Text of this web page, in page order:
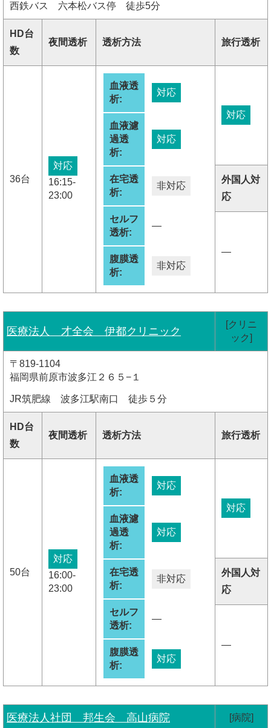
西鉄バス 六本松バス停 徒歩5分
HD台
数
夜間透析 透析方法 旅行透析
36台
対応
16:15-
23:00
血液透
析:
対応
血液濾
過透
析:
対応
在宅透
析:
非対応
セルフ
透析:
―
腹膜透
析:
非対応
対応
外国人対
応
―
医療法人 才全会 伊都クリニック
[クリニ
ック]
〒819-1104
福岡県前原市波多江２６５−１
JR筑肥線 波多江駅南口 徒歩５分
HD台
数
夜間透析 透析方法 旅行透析
50台
対応
16:00-
23:00
血液透
析:
対応
血液濾
過透
析:
対応
在宅透
析:
非対応
セルフ
透析:
―
腹膜透
析:
対応
対応
外国人対
応
―
医療法人社団 邦生会 高山病院 [病院]